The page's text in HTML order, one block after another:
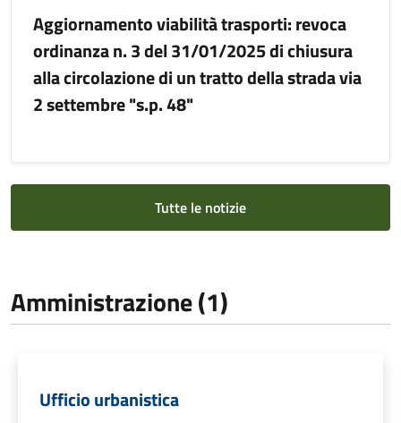
Aggiornamento viabilità trasporti: revoca
ordinanza n. 3 del 31/01/2025 di chiusura
alla circolazione di un tratto della strada via
2 settembre "s.p. 48"
Tutte le notizie
Amministrazione (1)
Ufficio urbanistica